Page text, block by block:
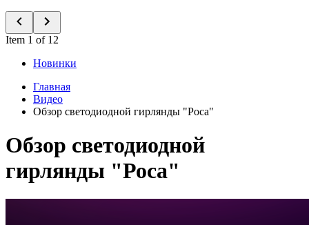
Item 1 of 12
Новинки
Главная
Видео
Обзор светодиодной гирлянды "Роса"
Обзор светодиодной
гирлянды "Роса"